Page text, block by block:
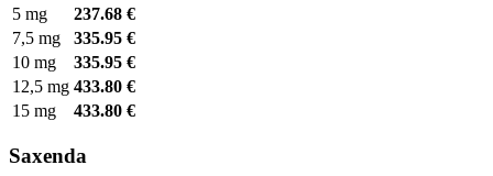
5 mg
237.68 €
7,5 mg
335.95 €
10 mg
335.95 €
12,5 mg 433.80 €
15 mg
433.80 €
Saxenda